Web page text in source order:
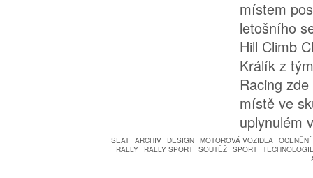
místem
letošního
Hill Climb
Králík z
Racing
místě ve
uplynulém
SEAT ARCHIV DESIGN MOTOROVÁ VOZIDLA OCENĚNÍ
RALLY
RALLY SPORT SOUTĚŽ SPORT